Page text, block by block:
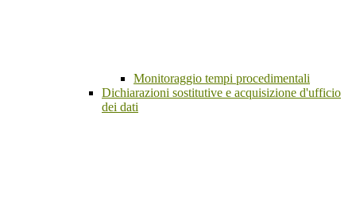
Monitoraggio tempi procedimentali
Dichiarazioni sostitutive e acquisizione d'ufficio
dei dati